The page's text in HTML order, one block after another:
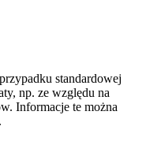
standardowej
np. ze względu na
Informacje te można